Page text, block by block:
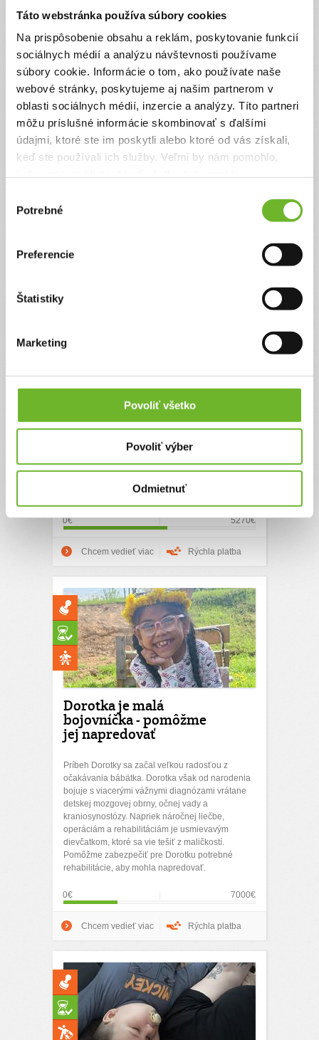
Táto webstránka používa súbory cookies
Na prispôsobenie obsahu a reklám, poskytovanie funkcií
sociálnych médií a analýzu návštevnosti používame
súbory cookie. Informácie o tom, ako používate naše
webové stránky, poskytujeme aj našim partnerom v
oblasti sociálnych médií, inzercie a analýzy. Títo partneri
môžu príslušné informácie skombinovať s ďalšími
údajmi, ktoré ste im poskytli alebo ktoré od vás získali,
keď ste používali ich služby. Veľmi by nám pomohlo,
súhlasu
Potrebné
Preferencie
Štatistiky
Marketing
Povoliť všetko
Povoliť výber
Odmietnuť
Žiadosť o príspevok FVP
Žiadosť o príspevok FVP po prekonaní Covid-19
a znížení príjmu
Ďakujeme! Vyzbierali sme: 1000 €
Chcem vedieť viac
Výzvy, ktoré som overil(79)
Úsmev bez bolesti pre 4-
Pani Janka je maminou štvorročnej Mii. Miuška
trpí silnými bolesťami zúbkov a zo zubárov má
niekoľkohodinový zákrok v celkovej anestézii,
počas ktorého jej ošetria poškodené zúbky a
nasadia korunku. Janka je samoživiteľka a
náklady na tento zákrok sú nad jej finančné
Miušku, aby jej mohla zabezpečiť liečbu, ktorú ...
0€ 5270€
Chcem vedieť viac Rýchla platba
Dorotka je malá
bojovníčka - pomôžme
jej napredovať
Príbeh Dorotky sa začal veľkou radosťou z
očakávania bábätka. Dorotka však od narodenia
bojuje s viacerými vážnymi diagnózami vrátane
detskej mozgovej obrny, očnej vady a
kraniosynostózy. Napriek náročnej liečbe,
operáciám a rehabilitáciám je usmievavým
dievčatkom, ktoré sa vie tešiť z maličkostí.
Pomôžme zabezpečiť pre Dorotku potrebné
rehabilitácie, aby mohla napredovať.
0€ 7000€
Chcem vedieť viac Rýchla platba